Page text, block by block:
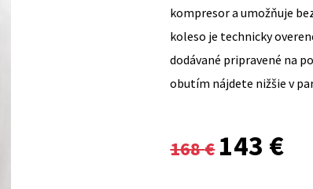
kompresor a umožňuje
koleso je technicky
dodávané pripravené na
obutím nájdete nižšie v
168€
Original
143 €